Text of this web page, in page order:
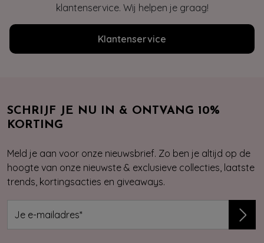
klantenservice. Wij helpen je graag!
Klantenservice
SCHRIJF JE NU IN & ONTVANG 10%
KORTING
Meld je aan voor onze nieuwsbrief. Zo ben je altijd op de
hoogte van onze nieuwste & exclusieve collecties, laatste
trends, kortingsacties en giveaways.